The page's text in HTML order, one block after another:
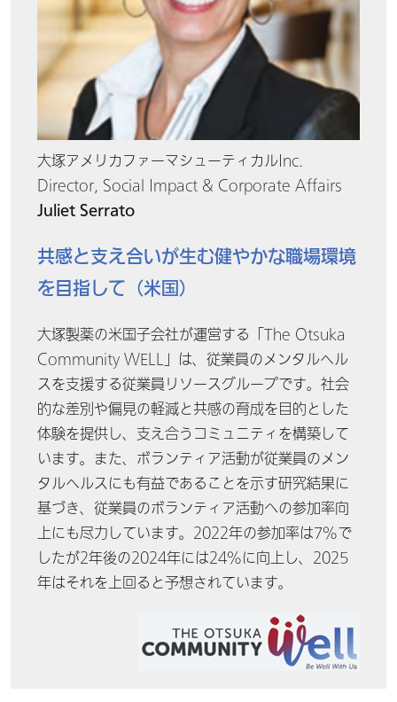
大塚アメリカファーマシューティカルInc.
Director, Social Impact & Corporate Affairs
Juliet Serrato
共感と支え合いが生む健やかな職場環境
を目指して（米国）
大塚製薬の米国子会社が運営する「The Otsuka
Community WELL」は、従業員のメンタルヘル
スを支援する従業員リソースグループです。社会
的な差別や偏見の軽減と共感の育成を目的とした
体験を提供し、支え合うコミュニティを構築して
います。また、ボランティア活動が従業員のメン
タルヘルスにも有益であることを示す研究結果に
基づき、従業員のボランティア活動への参加率向
上にも尽力しています。2022年の参加率は7%で
したが2年後の2024年には24%に向上し、2025
年はそれを上回ると予想されています。